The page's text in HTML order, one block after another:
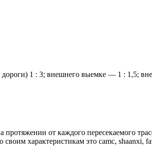
дороги) 1 : 3; внешнего выемке — 1 : 1,5;
от каждого пересекаемого
характеристикам это camc, shaanxi,